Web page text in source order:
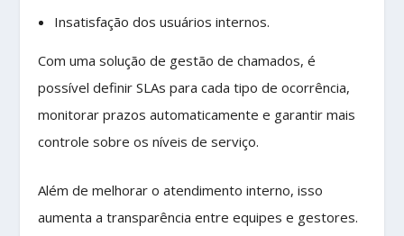
Insatisfação dos usuários internos.
Com uma solução de gestão de chamados, é
possível definir SLAs para cada tipo de ocorrência,
monitorar prazos automaticamente e garantir mais
controle sobre os níveis de serviço.
Além de melhorar o atendimento interno, isso
aumenta a transparência entre equipes e gestores.